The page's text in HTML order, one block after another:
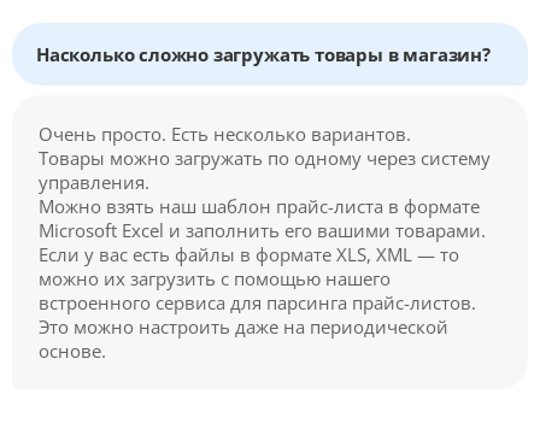
Насколько сложно загружать товары в магазин?
Очень просто. Есть несколько вариантов.
Товары можно загружать по одному через систему
управления.
Можно взять наш шаблон прайс-листа в формате
Microsoft Excel и заполнить его вашими товарами.
Если у вас есть файлы в формате XLS, XML — то
можно их загрузить с помощью нашего
встроенного сервиса для парсинга прайс-листов.
Это можно настроить даже на периодической
основе.